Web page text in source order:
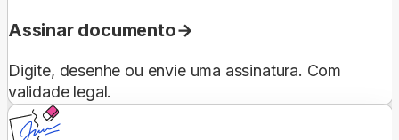
Assinar documento
Digite, desenhe ou envie uma assinatura. Com
validade legal.